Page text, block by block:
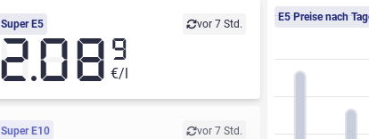
Super E5 vor 7 Std.
2.08 9
€/l
Super E10 vor 7 Std.
E5 Preise nach